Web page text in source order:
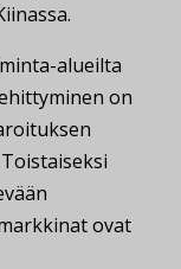
alueilta
on
ovat